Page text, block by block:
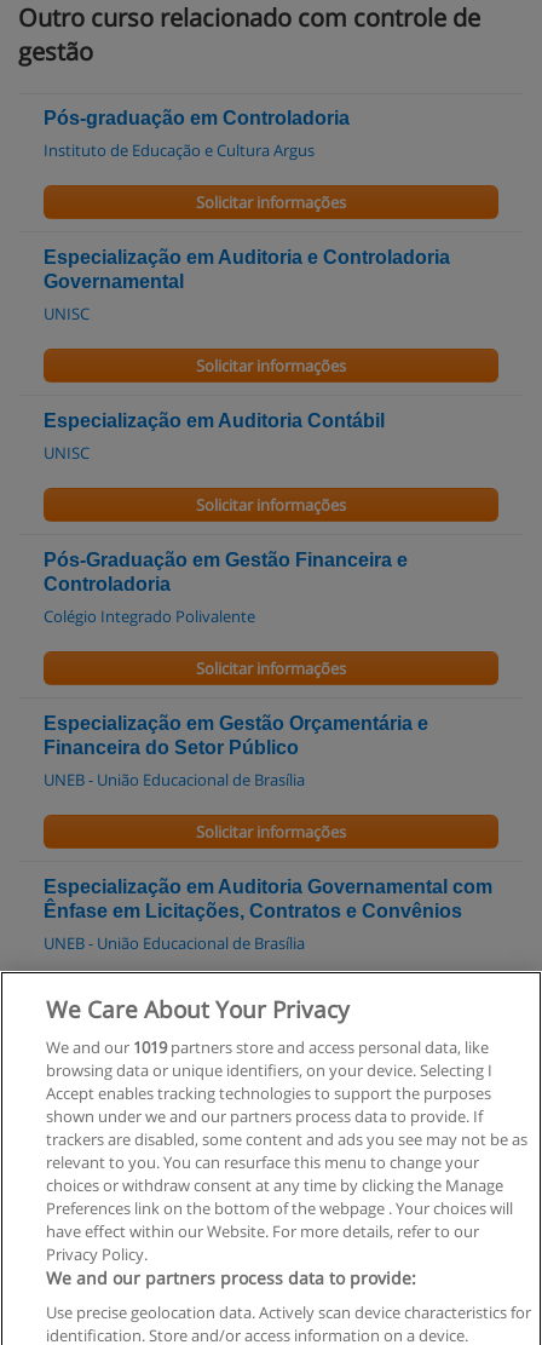
Outro curso relacionado com controle de
gestão
Pós-graduação em Controladoria
Instituto de Educação e Cultura Argus
Solicitar informações
Especialização em Auditoria e Controladoria
Governamental
UNISC
Solicitar informações
Especialização em Auditoria Contábil
UNISC
Solicitar informações
Pós-Graduação em Gestão Financeira e
Controladoria
Colégio Integrado Polivalente
Solicitar informações
Especialização em Gestão Orçamentária e
Financeira do Setor Público
UNEB - União Educacional de Brasília
Solicitar informações
Especialização em Auditoria Governamental com
Ênfase em Licitações, Contratos e Convênios
UNEB - União Educacional de Brasília
Solicitar informações
Graduação em Ciências Contábeis
Uniplan - Centro Universitário Planalto do Distrito Federal
Solicitar informações
Regras de uso
Privacidade de dados
We Care About Your Privacy
We and our 1019partners store and access personal data, like
browsing data or unique identifiers, on your device. Selecting I
Accept enables tracking technologies to support the purposes
shown under we and our partners process data to provide. If
trackers are disabled, some content and ads you see may not be as
relevant to you. You can resurface this menu to change your
choices or withdraw consent at any time by clicking the Manage
Preferences link on the bottom of the webpage . Your choices will
have effect within our Website. For more details, refer to our
Privacy Policy.
We and our partners process data to provide:
Use precise geolocation data. Actively scan device characteristics for
identification. Store and/or access information on a device.